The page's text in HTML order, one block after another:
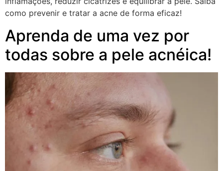
como prevenir e tratar a acne de forma eficaz!
Aprenda de uma vez por
todas sobre a pele acnéica!